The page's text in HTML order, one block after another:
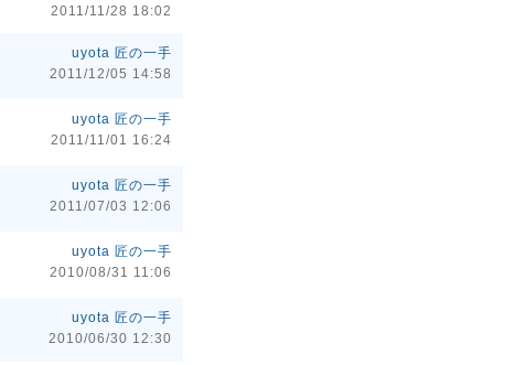
2011/11/28 18:02
uyota 匠の一手
2011/12/05 14:58
uyota 匠の一手
2011/11/01 16:24
uyota 匠の一手
2011/07/03 12:06
uyota 匠の一手
2010/08/31 11:06
uyota 匠の一手
2010/06/30 12:30